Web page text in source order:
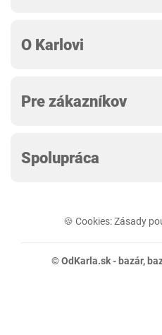
O Karlovi
Pre zákazníkov
Spolupráca
🍪 Cookies:Zásady
© OdKarla.sk - bazár,